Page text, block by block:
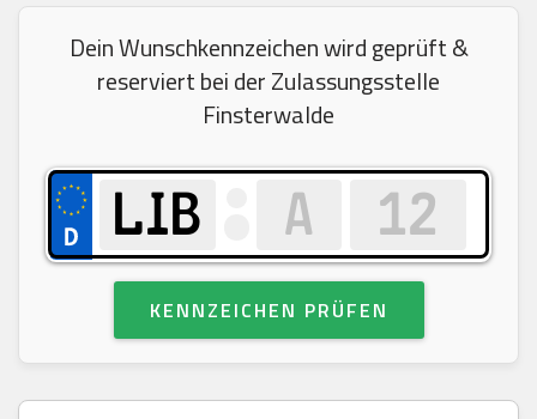
Dein Wunschkennzeichen wird geprüft &
reserviert bei der Zulassungsstelle
Finsterwalde
KENNZEICHEN PRÜFEN